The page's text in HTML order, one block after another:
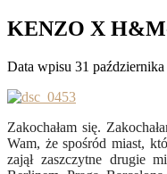
KENZO X
Data wpisu 31
Zakochałam się.
Wam, że spośród miast,
zajął zaszczytne drugie